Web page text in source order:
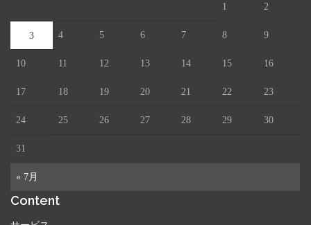
« 7月
1 2
3 4 5 6 7 8 9
10 11 12 13 14 15 16
17 18 19 20 21 22 23
24 25 26 27 28 29 30
31
Content